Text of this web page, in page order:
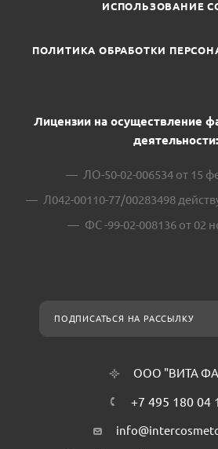
ИСПОЛЬЗОВАНИЕ
ПОЛИТИКА ОБРАБОТКИ
Лицензии на осуществление
деятельности:
ЛО-50-02-006534 от 15
Л042-00110-77/00283498
ФС -99-02-008136 от 02
ПОДПИСАТЬСЯ НА РАССЫЛКУ
ООО "ВИТА
+7 495 180 04